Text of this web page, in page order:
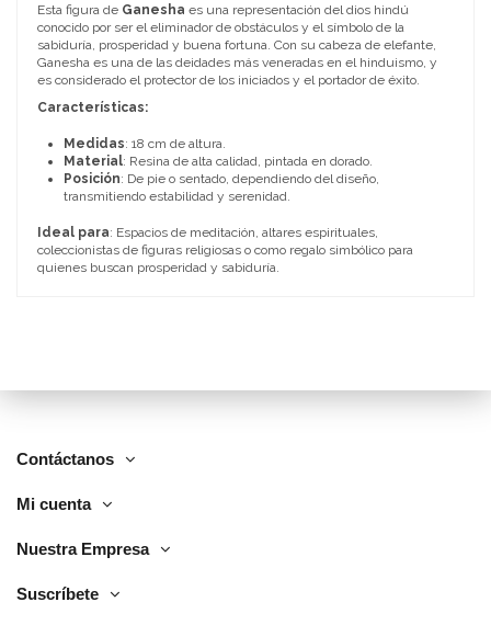
Esta figura de Ganesha es una representación del dios hindú
conocido por ser el eliminador de obstáculos y el símbolo de la
sabiduría, prosperidad y buena fortuna. Con su cabeza de elefante,
Ganesha es una de las deidades más veneradas en el hinduismo, y
es considerado el protector de los iniciados y el portador de éxito.
Características:
Medidas: 18 cm de altura.
Material: Resina de alta calidad, pintada en dorado.
Posición: De pie o sentado, dependiendo del diseño,
transmitiendo estabilidad y serenidad.
Ideal para: Espacios de meditación, altares espirituales,
coleccionistas de figuras religiosas o como regalo simbólico para
quienes buscan prosperidad y sabiduría.
Contáctanos
Mi cuenta
Nuestra Empresa
Suscríbete